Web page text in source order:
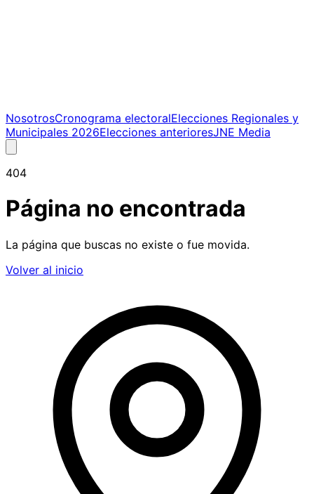
NosotrosCronograma electoralElecciones Regionales y
Municipales 2026Elecciones anterioresJNE Media
404
Página no encontrada
La página que buscas no existe o fue movida.
Volver al inicio